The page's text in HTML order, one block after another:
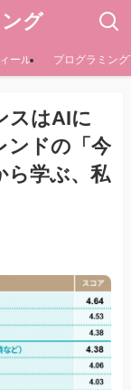
グ
ール プログラミン
スはAIに
ンドの「今
ら学ぶ、私